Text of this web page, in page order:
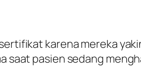
karena mereka
saat pasien sedang